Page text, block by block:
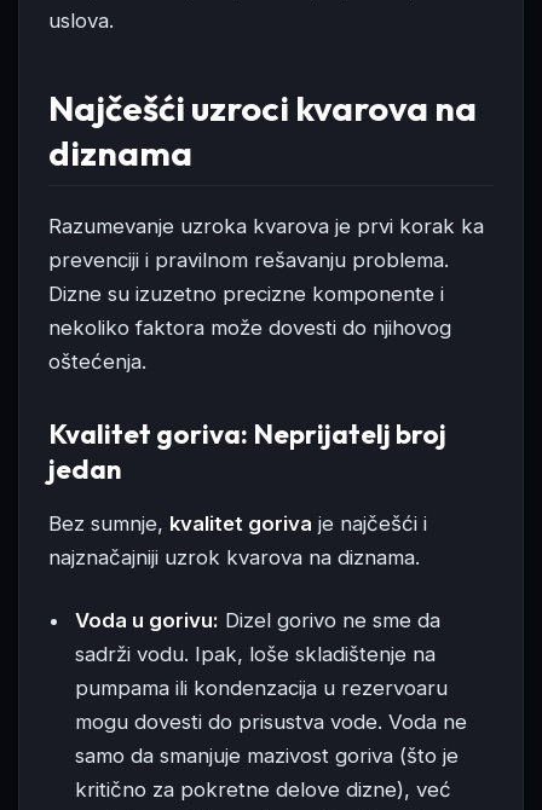
uslova.
Najčešći uzroci kvarova na
diznama
Razumevanje uzroka kvarova je prvi korak ka
prevenciji i pravilnom rešavanju problema.
Dizne su izuzetno precizne komponente i
nekoliko faktora može dovesti do njihovog
oštećenja.
Kvalitet goriva: Neprijatelj broj
jedan
Bez sumnje, kvalitet goriva je najčešći i
najznačajniji uzrok kvarova na diznama.
Voda u gorivu: Dizel gorivo ne sme da
sadrži vodu. Ipak, loše skladištenje na
pumpama ili kondenzacija u rezervoaru
mogu dovesti do prisustva vode. Voda ne
samo da smanjuje mazivost goriva (što je
kritično za pokretne delove dizne), već